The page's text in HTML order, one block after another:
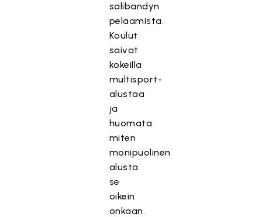
salibandyn
pelaamista.
Koulut
saivat
kokeilla
multisport-
alustaa
ja
huomata
miten
monipuolinen
alusta
se
oikein
onkaan.